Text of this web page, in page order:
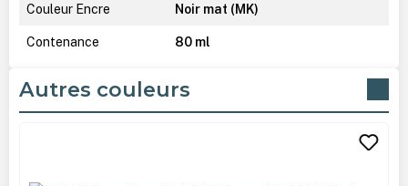
Couleur Encre Noir mat (MK)
Contenance 80 ml
Autres couleurs